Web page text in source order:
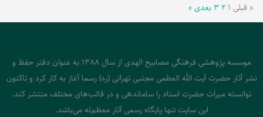
« قبلی ۱ ۲ ۳ بعدی »
موسسه پژوهشی فرهنگی مصابیح الهدی از سال 1388 به عنوان دفتر حفظ و
نشر آثار حضرت آیت الله العظمی مجتبی تهرانی (ره) رسما آغاز به کار کرد و تاکنون
توانسته میراث حضرت استاد را ساماندهی و در قالب‌های مختلف منتشر کند.
این سایت تنها پایگاه رسمی آثار معظم‌له می‌باشد.